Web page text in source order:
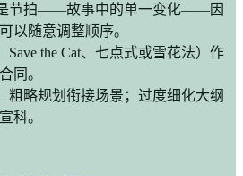
节拍——故事中的单一变化——因
以随意调整顺序。
Save the Cat、七点式或雪花法）作
同。
粗略规划衔接场景；过度细化大纲
科。